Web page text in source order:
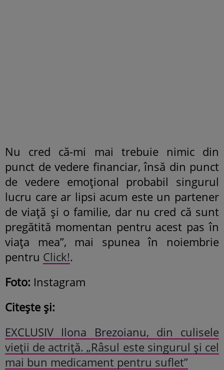
Nu cred că-mi mai trebuie nimic din
punct de vedere financiar, însă din punct
de vedere emoțional probabil singurul
lucru care ar lipsi acum este un partener
de viață și o familie, dar nu cred că sunt
pregătită momentan pentru acest pas în
viața mea”, mai spunea în noiembrie
pentru Click!.
Foto: Instagram
Citește și:
EXCLUSIV Ilona Brezoianu, din culisele
vieții de actriță. „Râsul este singurul și cel
mai bun medicament pentru suflet”